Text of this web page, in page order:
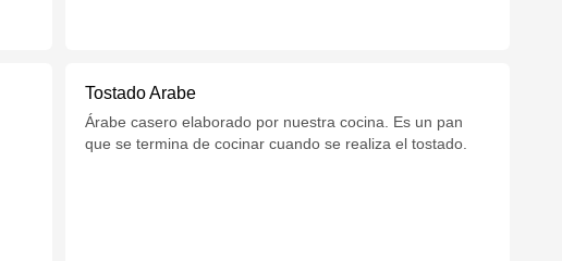
Tostado Arabe
Árabe casero elaborado por nuestra cocina. Es un pan
que se termina de cocinar cuando se realiza el tostado.